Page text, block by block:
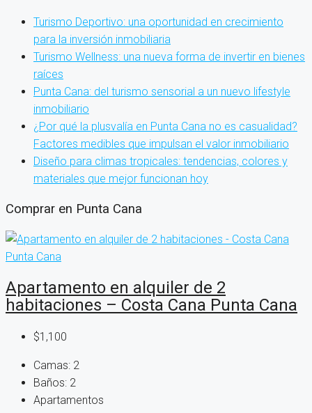
Turismo Deportivo: una oportunidad en crecimiento
para la inversión inmobiliaria
Turismo Wellness: una nueva forma de invertir en bienes
raíces
Punta Cana: del turismo sensorial a un nuevo lifestyle
inmobiliario
¿Por qué la plusvalía en Punta Cana no es casualidad?
Factores medibles que impulsan el valor inmobiliario
Diseño para climas tropicales: tendencias, colores y
materiales que mejor funcionan hoy
Comprar en Punta Cana
Apartamento en alquiler de 2
habitaciones – Costa Cana Punta Cana
$1,100
Camas: 2
Baños: 2
Apartamentos